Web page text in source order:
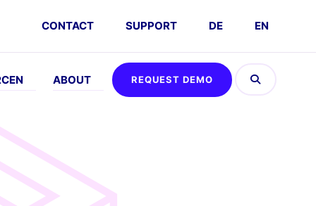
CONTACT SUPPORT DE EN
ABOUT
ABOUT
Company
REQUEST DEMO